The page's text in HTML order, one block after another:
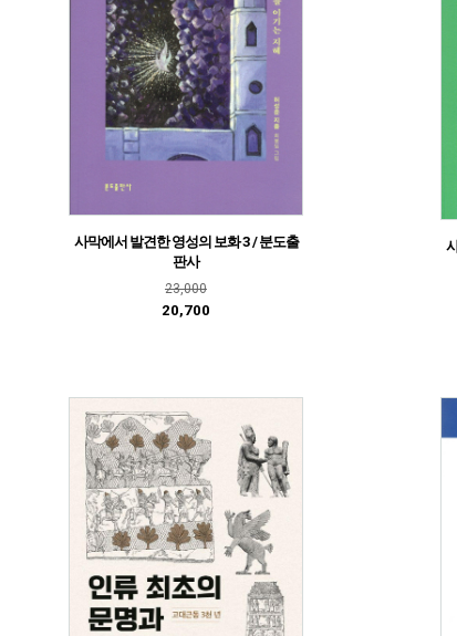
사막에서 발견한 영성의 보화 3 / 분도출
판사
23,000
20,700